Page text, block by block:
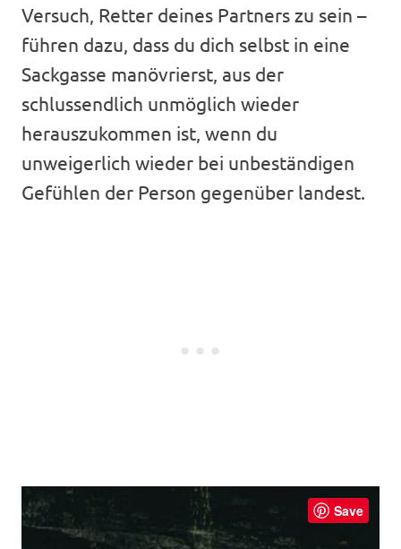
Versuch, Retter deines Partners zu sein –
führen dazu, dass du dich selbst in eine
Sackgasse manövrierst, aus der
schlussendlich unmöglich wieder
herauszukommen ist, wenn du
unweigerlich wieder bei unbeständigen
Gefühlen der Person gegenüber landest.
Save